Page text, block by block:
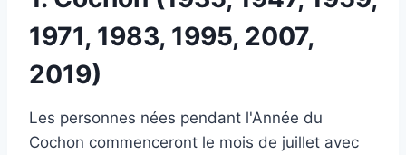
1971, 1983, 1995, 2007,
2019)
Les personnes nées pendant l'Année du
Cochon commenceront le mois de juillet avec